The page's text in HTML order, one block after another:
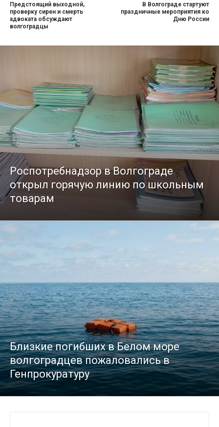
Предстоящий выходной,
проверку сирен и смерть
адвоката обсуждают
волгоградцы
В Волгограде стартуют
праздничные мероприятия ко
Дню России
Роспотребнадзор в Волгограде
открыл горячую линию по школьным
товарам
Близкие погибших в Белом море
волгоградцев пожаловались в
Генпрокуратуру